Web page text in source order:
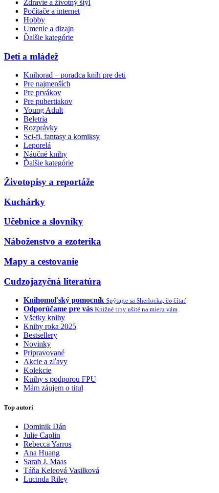
Zdravie a životný štýl
Počítače a internet
Hobby
Umenie a dizajn
Ďalšie kategórie
Deti a mládež
Knihorad – poradca kníh pre deti
Pre najmenších
Pre prvákov
Pre pubertiakov
Young Adult
Beletria
Rozprávky
Sci-fi, fantasy a komiksy
Leporelá
Náučné knihy
Ďalšie kategórie
Životopisy a reportáže
Kuchárky
Učebnice a slovníky
Náboženstvo a ezoterika
Mapy a cestovanie
Cudzojazyčná literatúra
Knihomoľský pomocník Spýtajte sa Sherlocka, čo čítať
Odporúčame pre vás Knižné tipy ušité na mieru vám
Všetky knihy
Knihy roka 2025
Bestsellery
Novinky
Pripravované
Akcie a zľavy
Kolekcie
Knihy s podporou FPU
Mám záujem o titul
Top autori
Dominik Dán
Julie Caplin
Rebecca Yarros
Ana Huang
Sarah J. Maas
Táňa Keleová Vasilková
Lucinda Riley